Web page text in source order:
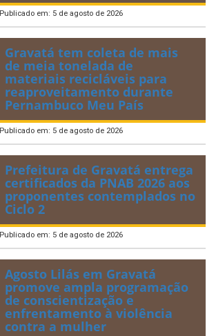
Publicado em: 5 de agosto de 2026
Gravatá tem coleta de mais
de meia tonelada de
materiais recicláveis para
reaproveitamento durante
Pernambuco Meu País
Publicado em: 5 de agosto de 2026
Prefeitura de Gravatá entrega
certificados da PNAB 2026 aos
proponentes contemplados no
Ciclo 2
Publicado em: 5 de agosto de 2026
Agosto Lilás em Gravatá
promove ampla programação
de conscientização e
enfrentamento à violência
contra a mulher